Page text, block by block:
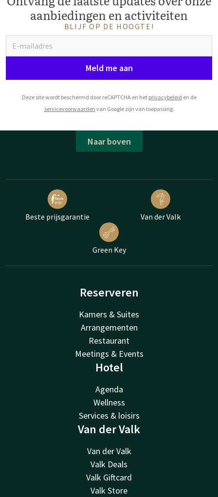
aanbiedingen en activiteiten
BLIJF OP DE HOOGTE!
Meld me aan
Deze site wordt beschermd door reCAPTCHA en het privacybeleid en de
servicevoorwaarden van Google zijn van toepassing.
Naar boven
Beste prijsgarantie Van der Valk
Green Key
Reserveren
Kamers & Suites
Arrangementen
Restaurant
Meetings & Events
Hotel
Agenda
Wellness
Services & loisirs
Van der Valk
Van der Valk
Valk Deals
Valk Giftcard
Valk Store